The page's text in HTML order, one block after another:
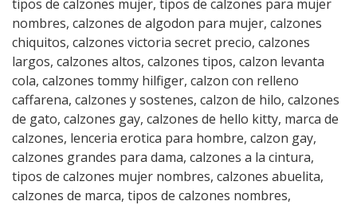
tipos de calzones mujer, tipos de calzones para mujer
nombres, calzones de algodon para mujer, calzones
chiquitos, calzones victoria secret precio, calzones
largos, calzones altos, calzones tipos, calzon levanta
cola, calzones tommy hilfiger, calzon con relleno
caffarena, calzones y sostenes, calzon de hilo, calzones
de gato, calzones gay, calzones de hello kitty, marca de
calzones, lenceria erotica para hombre, calzon gay,
calzones grandes para dama, calzones a la cintura,
tipos de calzones mujer nombres, calzones abuelita,
calzones de marca, tipos de calzones nombres,